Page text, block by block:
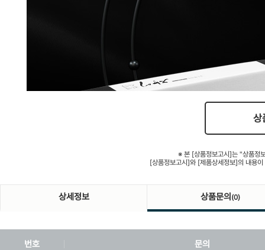
상
※ 본 [상품정보고시]는 "상품정
[상품정보고시]와 [제품상세정보]의 내용
상세정보 상품문의 (0)
번호 문의